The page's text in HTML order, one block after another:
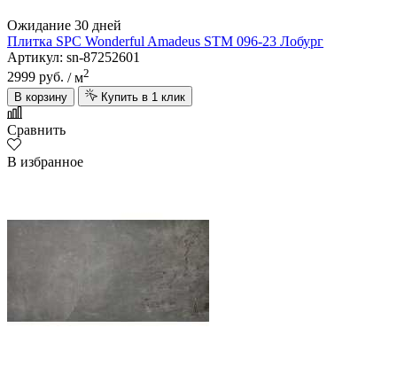
Ожидание 30 дней
Плитка SPC Wonderful Amadeus STM 096-23 Лобург
Артикул: sn-87252601
2999 руб. / м2
В корзину
Купить в 1 клик
Сравнить
В избранное